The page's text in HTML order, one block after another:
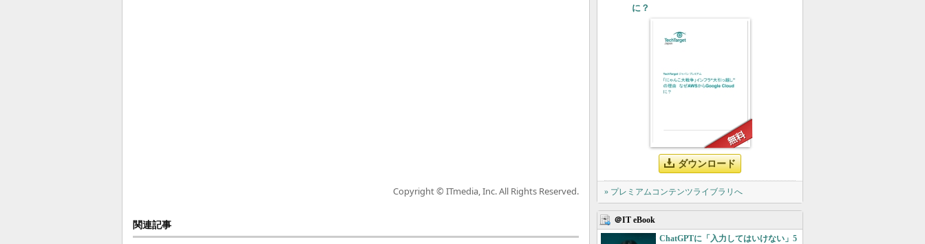
Copyright © ITmedia, Inc. All Rights Reserved.
関連記事
に？
ダウンロード
» プレミアムコンテンツライブラリへ
＠IT eBook
ChatGPTに「入力してはいけない」5